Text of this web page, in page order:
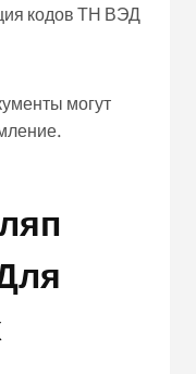
кодов ТН ВЭД
могут